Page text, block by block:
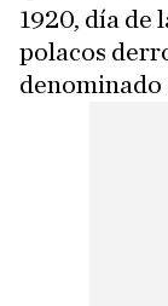
1920, día de
polacos